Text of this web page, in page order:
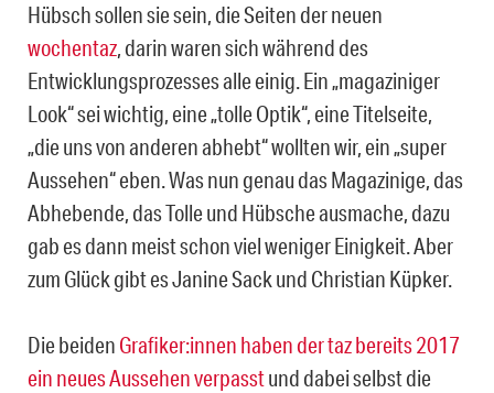
Hübsch sollen sie sein, die Seiten der neuen
wochentaz, darin waren sich während des
Entwicklungsprozesses alle einig. Ein „magaziniger
Look“ sei wichtig, eine „tolle Optik“, eine Titelseite,
„die uns von anderen abhebt“ wollten wir, ein „super
Aussehen“ eben. Was nun genau das Magazinige, das
Abhebende, das Tolle und Hübsche ausmache, dazu
gab es dann meist schon viel weniger Einigkeit. Aber
zum Glück gibt es Janine Sack und Christian Küpker.
Die beiden Grafiker:innen haben der taz bereits 2017
ein neues Aussehen verpasstund dabei selbst die